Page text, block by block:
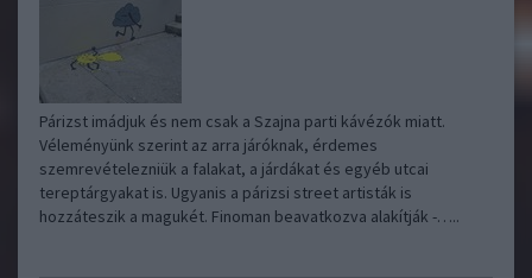
Párizst imádjuk és nem csak a Szajna parti kávézók miatt.
Véleményünk szerint az arra járóknak, érdemes
szemrevételezniük a falakat, a járdákat és egyéb utcai
tereptárgyakat is. Ugyanis a párizsi street artisták is
hozzáteszik a magukét. Finoman beavatkozva alakítják -…..